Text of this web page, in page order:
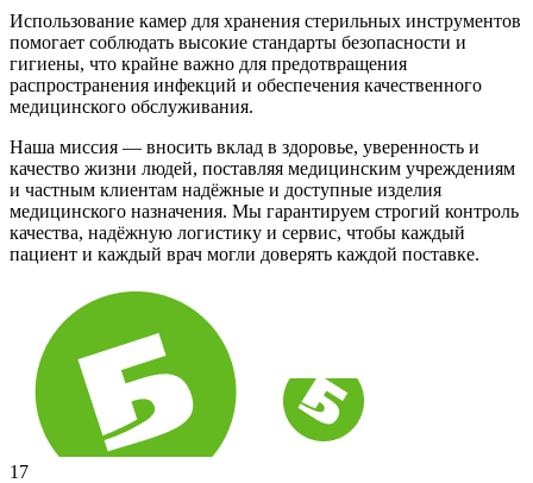
Использование камер для хранения стерильных инструментов
помогает соблюдать высокие стандарты безопасности и
гигиены, что крайне важно для предотвращения
распространения инфекций и обеспечения качественного
медицинского обслуживания.
Наша миссия — вносить вклад в здоровье, уверенность и
качество жизни людей, поставляя медицинским учреждениям
и частным клиентам надёжные и доступные изделия
медицинского назначения. Мы гарантируем строгий контроль
качества, надёжную логистику и сервис, чтобы каждый
пациент и каждый врач могли доверять каждой поставке.
17